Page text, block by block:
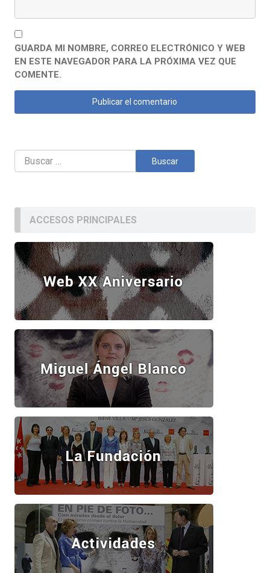
GUARDA MI NOMBRE, CORREO ELECTRÓNICO Y WEB
EN ESTE NAVEGADOR PARA LA PRÓXIMA VEZ QUE
COMENTE.
Buscar:
ACCESOS PRINCIPALES